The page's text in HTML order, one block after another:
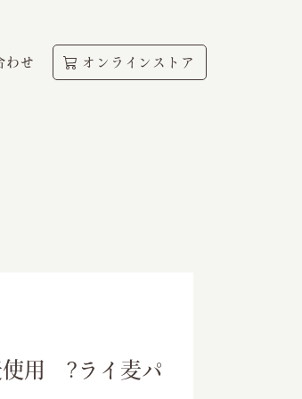
わせ オンラインストア
使用 ?ライ麦パ